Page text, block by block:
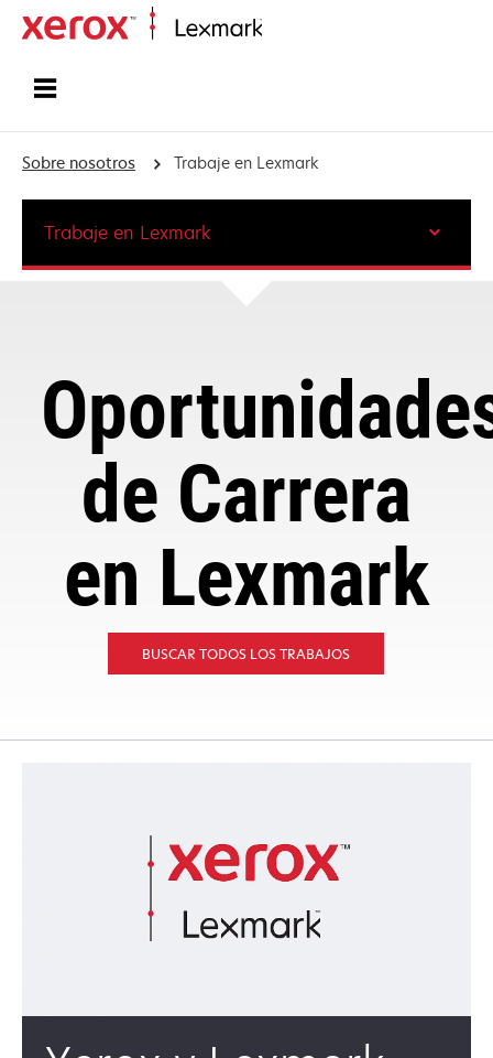
Sobre nosotros Trabaje en Lexmark
de Carrera
en Lexmark
BUSCAR TODOS LOS TRABAJOSSE
NUEVA
Trabaje en Lexmark